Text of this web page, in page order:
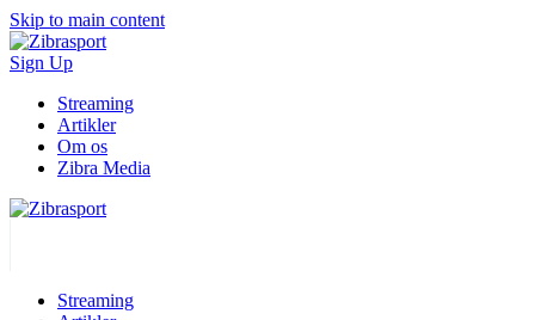
Skip to main content
Sign Up
Streaming
Artikler
Om os
Zibra Media
Streaming